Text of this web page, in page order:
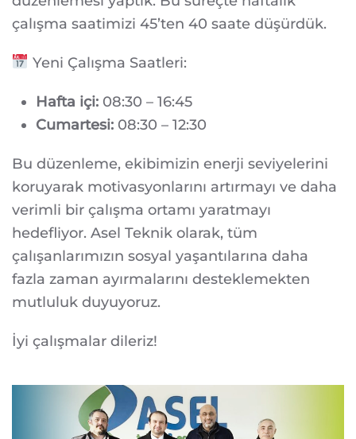
çalışma saatimizi 45’ten 40 saate düşürdük.
Yeni Çalışma Saatleri:
Hafta içi: 08:30 – 16:45
Cumartesi: 08:30 – 12:30
Bu düzenleme, ekibimizin enerji seviyelerini
koruyarak motivasyonlarını artırmayı ve daha
verimli bir çalışma ortamı yaratmayı
hedefliyor. Asel Teknik olarak, tüm
çalışanlarımızın sosyal yaşantılarına daha
fazla zaman ayırmalarını desteklemekten
mutluluk duyuyoruz.
İyi çalışmalar dileriz!